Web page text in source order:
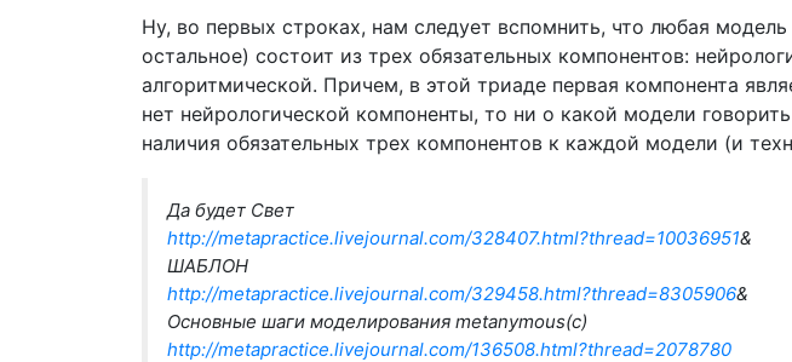
Ну, во первых строках, нам следует вспомнить, что любая
остальное) состоит из трех обязательных компонентов:
алгоритмической. Причем, в этой триаде первая компонента
нет нейрологической компоненты, то ни о какой модели
наличия обязательных трех компонентов к каждой модели (и
Да будет Свет
http://metapractice.livejournal.com/328407.html?thread=10036951&
ШАБЛОН
http://metapractice.livejournal.com/329458.html?thread=8305906&
Основные шаги моделирования metanymous(c)
http://metapractice.livejournal.com/136508.html?thread=2078780